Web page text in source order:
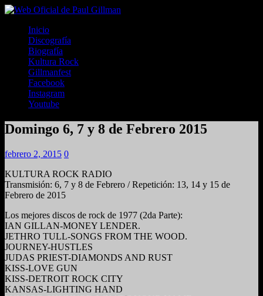
Inicio
Discografía
Biografía
Kultura Rock
Gillmanfest
Facebook
Instagram
Youtube
Domingo 6, 7 y 8 de Febrero 2015
febrero 2, 2015 0
KULTURA ROCK RADIO
Transmisión: 6, 7 y 8 de Febrero / Repetición: 13, 14 y 15 de
Febrero de 2015
Los mejores discos de rock de 1977 (2da Parte):
IAN GILLAN-MONEY LENDER.
JETHRO TULL-SONGS FROM THE WOOD.
JOURNEY-HUSTLES
JUDAS PRIEST-DIAMONDS AND RUST
KISS-LOVE GUN
KISS-DETROIT ROCK CITY
KANSAS-LIGHTING HAND